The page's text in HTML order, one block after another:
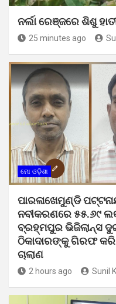
ନର୍ଲା ରେଞ୍ଜରେ ଶିଶୁ
25 minutes ago
ମୋ ଓଡ଼ିଶା
ପାରଳାଖେମୁଣ୍ଡି
ନବୀକରଣରେ ୫୫.୬୯
ବ୍ରହ୍ମପୁର ଭିଜିଲାନ୍ସ
ଠିକାଦାରଙ୍କୁ ଗିରଫ କରି
ଚାଲାଣ
2 hours ago Sunil